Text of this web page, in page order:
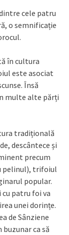
cele patru
o semnificație
în cultura
este asociat
Însă
multe alte părți
tradițională
descântece și
precum
pelinul), trifoiul
popular.
cu patru foi va
unei dorințe.
de Sânziene
ca să